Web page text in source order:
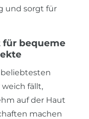
und sorgt für
für bequeme
fällt,
auf der Haut
machen